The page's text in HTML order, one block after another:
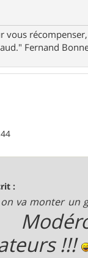
vous
Fernand
:
va monter un
:
!!!